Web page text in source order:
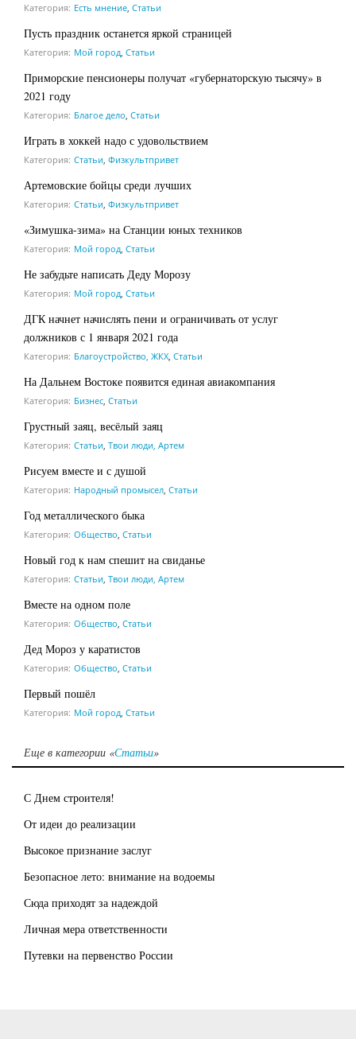
Категория: Есть мнение Статьи
Пусть праздник останется яркой страницей
Категория: Мой город Статьи
Приморские пенсионеры получат «губернаторскую тысячу» в
2021 году
Категория: Благое дело Статьи
Играть в хоккей надо с удовольствием
Категория: Статьи Физкультпривет
Артемовские бойцы среди лучших
Категория: Статьи Физкультпривет
«Зимушка-зима» на Станции юных техников
Категория: Мой город Статьи
Не забудьте написать Деду Морозу
Категория: Мой город Статьи
ДГК начнет начислять пени и ограничивать от услуг
должников с 1 января 2021 года
Категория: Благоустройство, ЖКХ Статьи
На Дальнем Востоке появится единая авиакомпания
Категория: Бизнес Статьи
Грустный заяц, весёлый заяц
Категория: Статьи Твои люди, Артем
Рисуем вместе и с душой
Категория: Народный промысел Статьи
Год металлического быка
Категория: Общество Статьи
Новый год к нам спешит на свиданье
Категория: Статьи Твои люди, Артем
Вместе на одном поле
Категория: Общество Статьи
Дед Мороз у каратистов
Категория: Общество Статьи
Первый пошёл
Категория: Мой город Статьи
Еще в категории «Статьи»
С Днем строителя!
От идеи до реализации
Высокое признание заслуг
Безопасное лето: внимание на водоемы
Сюда приходят за надеждой
Личная мера ответственности
Путевки на первенство России